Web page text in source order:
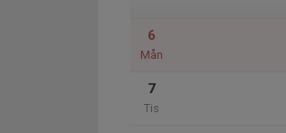
6
Mån
7
Tis